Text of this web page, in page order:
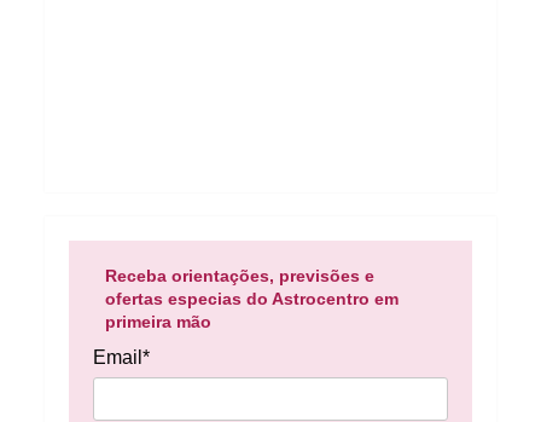
Receba orientações, previsões e
ofertas especias do Astrocentro em
primeira mão
Email*